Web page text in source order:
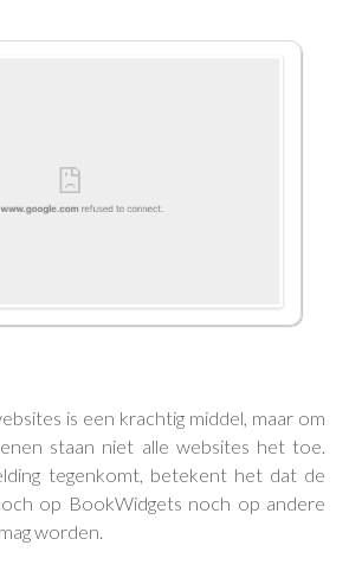
is een krachtig middel, maar om
staan niet alle websites het toe.
tegenkomt, betekent het dat de
op BookWidgets noch op andere
worden.